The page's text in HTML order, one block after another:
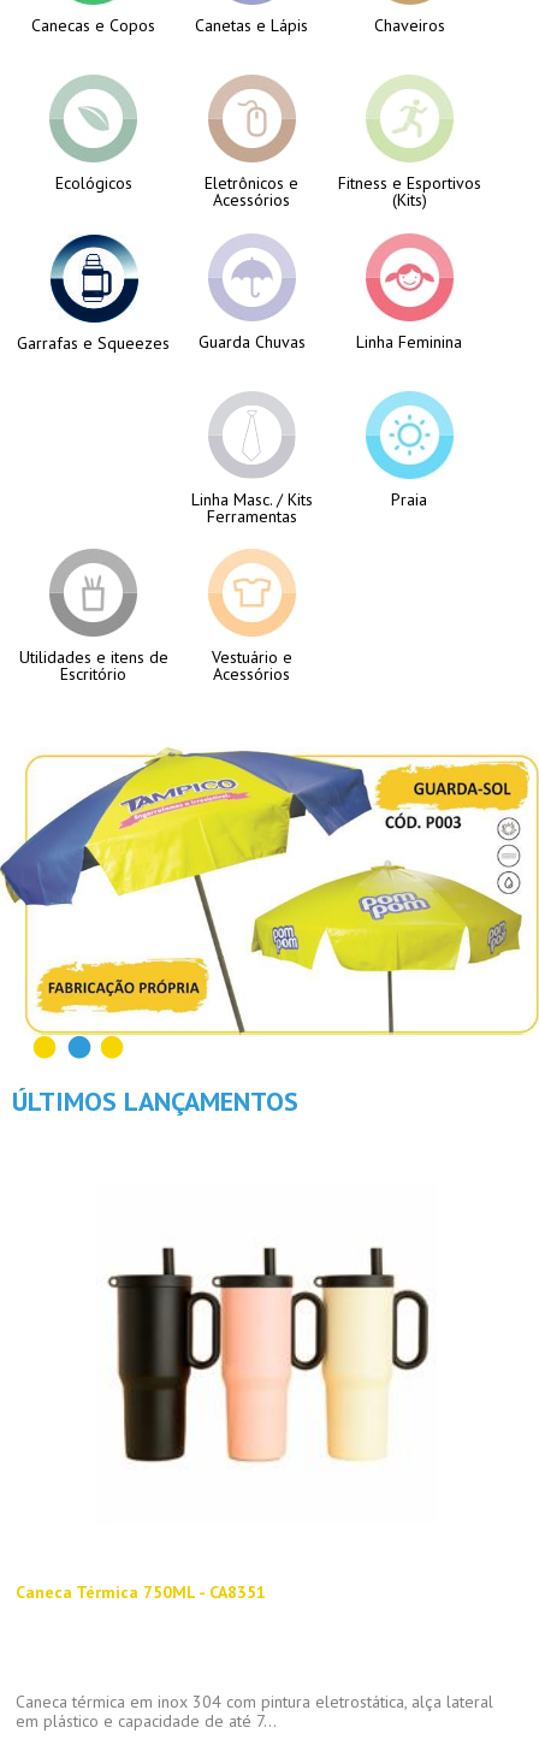
Canecas e Copos Canetas e Lápis Chaveiros
Ecológicos Eletrônicos e
Acessórios
Fitness e Esportivos
(Kits)
Garrafas e Squeezes Guarda Chuvas Linha Feminina
Linha Masc. / Kits
Ferramentas
Praia
Utilidades e itens de
Escritório
Vestuário e
Acessórios
ÚLTIMOS LANÇAMENTOS
Caneca Térmica 750ML - CA8351
Caneca térmica em inox 304 com pintura eletrostática, alça lateral
em plástico e capacidade de até 7...